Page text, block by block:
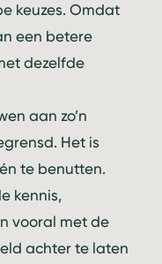
keuzes. Omdat
een betere
dezelfde
aan zo’n
Het is
te benutten.
kennis,
vooral met de
achter te laten